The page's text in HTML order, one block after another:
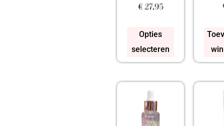
€27,95
Opties
selecteren